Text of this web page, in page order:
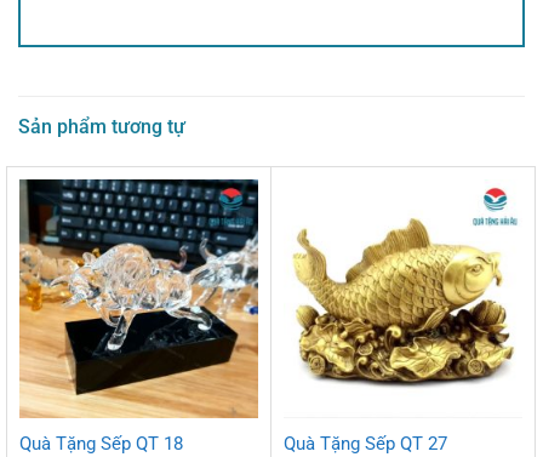
Sản phẩm tương tự
Quà Tặng Sếp QT 18 Quà Tặng Sếp QT 27